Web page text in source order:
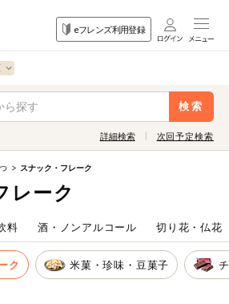
eフレンズ利用登録
検索
目的
から探す
物すべて
詳細検索
さい。全項目に条件を指定しなくて
含む
次回予定検索
スナック・フレーク
レーク
料 酒・ノンアルコール 切り花・仏花
ク 米菓・珍味・豆菓子